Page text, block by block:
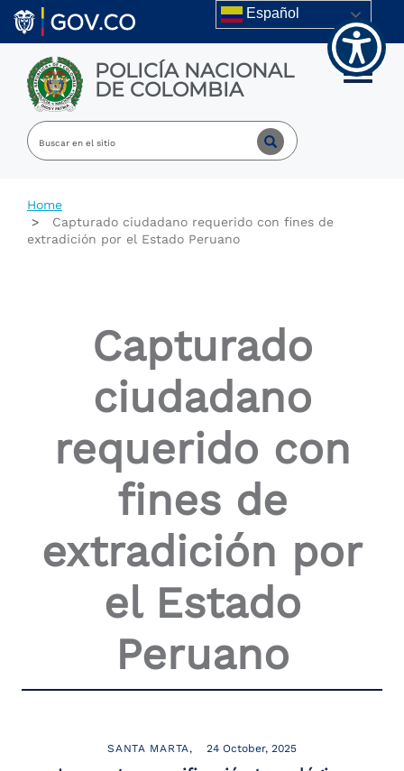
Welcome
All
Accessibility
screen
reader.
Accessibility
interact
Skip to main content Español
POLICÍA NACIONAL
DE COLOMBIA Toggle
Home
Capturado ciudadano requerido con fines de
extradición por el Estado Peruano
Capturado
ciudadano
requerido con
fines de
extradición por
el Estado
Peruano
SANTA MARTA 24 October, 2025